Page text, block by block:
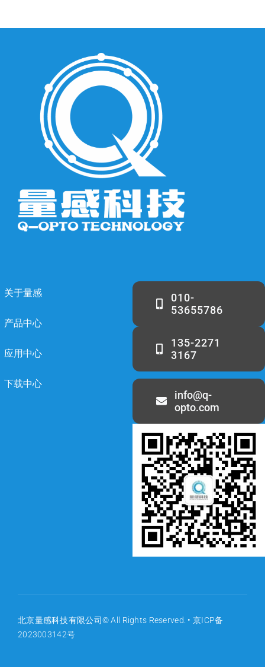
关于量感
产品中心
应用中心
下载中心
010-
53655786
135-2271
3167
info@q-
opto.com
北京量感科技有限公司© All Rights Reserved. • 京ICP备
2023003142号